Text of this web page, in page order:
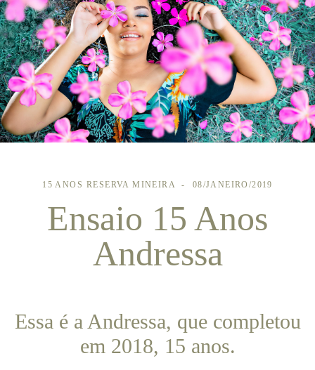
15 ANOS RESERVA MINEIRA 08/JANEIRO/2019
Ensaio 15 Anos
Andressa
Essa é a Andressa, que completou
em 2018, 15 anos.